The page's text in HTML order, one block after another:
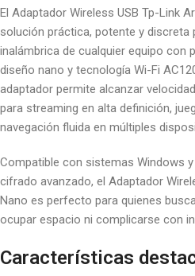
El Adaptador Wireless USB Tp-Link
solución práctica, potente y discreta
inalámbrica de cualquier equipo con
diseño nano y tecnología Wi-Fi
adaptador permite alcanzar
para streaming en alta definición,
navegación fluida en múltiples
Compatible con sistemas Windows
cifrado avanzado, el Adaptador
Nano es perfecto para quienes
ocupar espacio ni complicarse con
Características